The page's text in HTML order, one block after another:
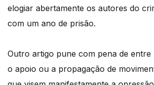
elogiar abertamente os autores do
com um ano de prisão.
Outro artigo pune com pena de entre
o apoio ou a propagação de